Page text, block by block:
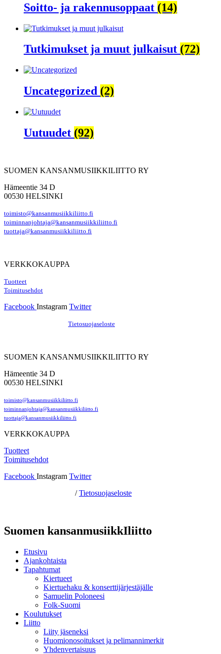
Soitto- ja rakennusoppaat (14)
Tutkimukset ja muut julkaisut (72)
Uncategorized (2)
Uutuudet (92)
SUOMEN KANSANMUSIIKKILIITTO RY
Hämeentie 34 D
00530 HELSINKI
toimisto@kansanmusiikkiliitto.fi
toiminnanjohtaja@kansanmusiikkiliitto.fi
tuottaja@kansanmusiikkiliitto.fi
VERKKOKAUPPA
Tuotteet
Toimitusehdot
Facebook Instagram Twitter
Tietosuojaseloste
SUOMEN KANSANMUSIIKKILIITTO RY
Hämeentie 34 D
00530 HELSINKI
toimisto@kansanmusiikkiliitto.fi
toiminnanjohtaja@kansanmusiikkiliitto.fi
tuottaja@kansanmusiikkiliitto.fi
VERKKOKAUPPA
Tuotteet
Toimitusehdot
Facebook Instagram Twitter
/Tietosuojaseloste
Suomen kansanmusiikkIliitto
Etusivu
Ajankohtaista
Tapahtumat
Kiertueet
Kiertuehaku & konserttijärjestäjälle
Samuelin Poloneesi
Folk-Suomi
Koulutukset
Liitto
Liity jäseneksi
Huomionosoitukset ja pelimannimerkit
Yhdenvertaisuus